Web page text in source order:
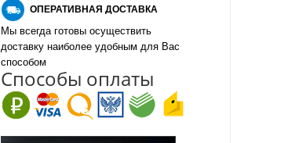
ОПЕРАТИВНАЯ ДОСТАВКА
Мы всегда готовы осуществить
доставку наиболее удобным для Вас
способом
Способы оплаты